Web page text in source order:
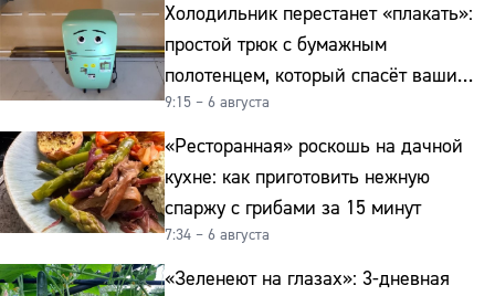
Холодильник перестанет «плакать»:
простой трюк с бумажным
полотенцем, который спасёт ваши
овощи от гнили
9:15 – 6 августа
«Ресторанная» роскошь на дачной
кухне: как приготовить нежную
спаржу с грибами за 15 минут
7:34 – 6 августа
«Зеленеют на глазах»: 3-дневная